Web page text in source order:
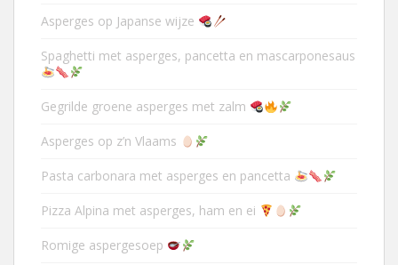
Asperges op Japanse wijze
Spaghetti met asperges, pancetta en mascarponesaus
Gegrilde groene asperges met zalm
Asperges op z’n Vlaams
Pasta carbonara met asperges en pancetta
Pizza Alpina met asperges, ham en ei
Romige aspergesoep